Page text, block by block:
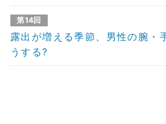
第14回
露出が増える季節、男性の腕・
うする?